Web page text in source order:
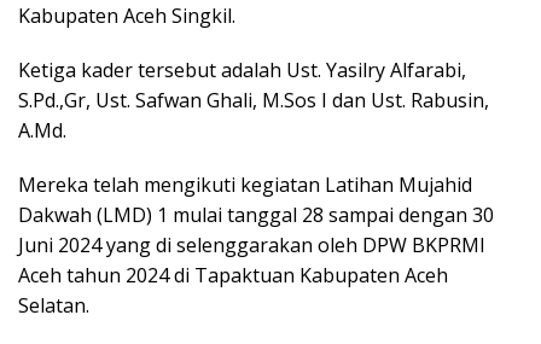
Kabupaten Aceh Singkil.
Ketiga kader tersebut adalah Ust. Yasilry Alfarabi,
S.Pd.,Gr, Ust. Safwan Ghali, M.Sos I dan Ust. Rabusin,
A.Md.
Mereka telah mengikuti kegiatan Latihan Mujahid
Dakwah (LMD) 1 mulai tanggal 28 sampai dengan 30
Juni 2024 yang di selenggarakan oleh DPW BKPRMI
Aceh tahun 2024 di Tapaktuan Kabupaten Aceh
Selatan.